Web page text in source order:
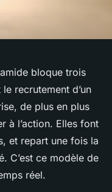
bloque trois
recrutement d’un
de plus en plus
à l’action. Elles font
et repart une fois la
C’est ce modèle de
réel.